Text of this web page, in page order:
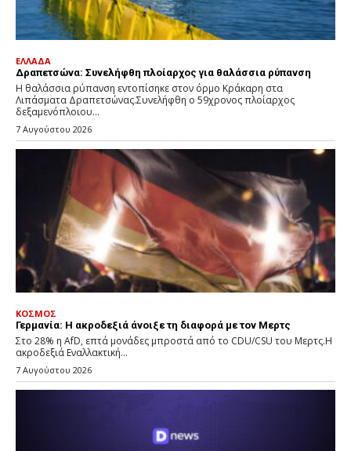
ΕΛΛΑΔΑ
Δραπετσώνα: Συνελήφθη πλοίαρχος για θαλάσσια ρύπανση
Η θαλάσσια ρύπανση εντοπίσηκε στον όρμο Κράκαρη στα
Λιπάσματα Δραπετσώνας.Συνελήφθη ο 59χρονος πλοίαρχος
δεξαμενόπλοιου...
7 Αυγούστου 2026
ΚΟΣΜΟΣ
Γερμανία: Η ακροδεξιά άνοιξε τη διαφορά με τον Μερτς
Στο 28% η AfD, επτά μονάδες μπροστά από το CDU/CSU του Μερτς.Η
ακροδεξιά Εναλλακτική...
7 Αυγούστου 2026